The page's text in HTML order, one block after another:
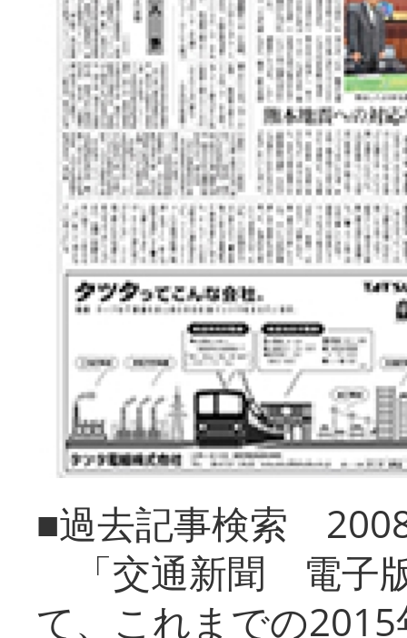
■過去記事検索
「交通新聞 電子
て、これまでの